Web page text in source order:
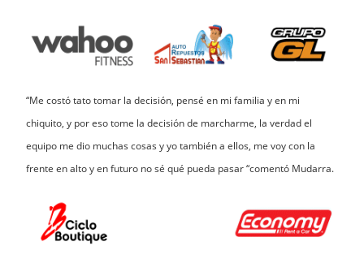
“Me costó tato tomar la decisión, pensé en mi familia y en mi
chiquito, y por eso tome la decisión de marcharme, la verdad el
equipo me dio muchas cosas y yo también a ellos, me voy con la
frente en alto y en futuro no sé qué pueda pasar “comentó Mudarra.